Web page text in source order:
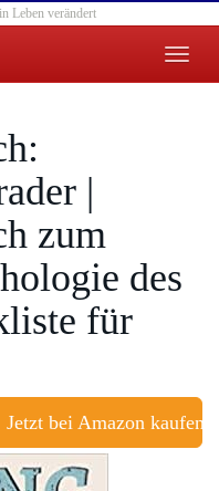
Leben verändert
Toggle
|
zum
des
für
Jetzt bei Amazon kaufen